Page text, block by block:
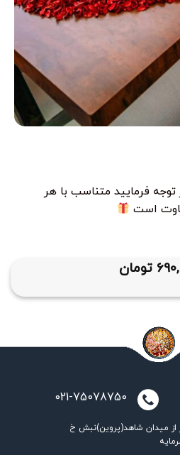
توجه فرمایید متناسب با هر
است
تومان
از میدان شاهد(پروین)نبش خ